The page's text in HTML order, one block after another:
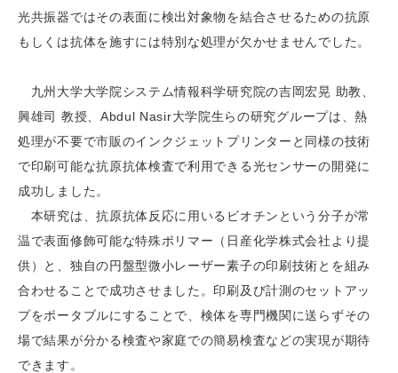
光共振器ではその表面に検出対象物を結合させるための抗原
もしくは抗体を施すには特別な処理が欠かせませんでした。
九州大学大学院システム情報科学研究院の吉岡宏晃 助教、
興雄司 教授、Abdul Nasir大学院生らの研究グループは、熱
処理が不要で市販のインクジェットプリンターと同様の技術
で印刷可能な抗原抗体検査で利用できる光センサーの開発に
成功しました。
本研究は、抗原抗体反応に用いるビオチンという分子が常
温で表面修飾可能な特殊ポリマー（日産化学株式会社より提
供）と、独自の円盤型微小レーザー素子の印刷技術とを組み
合わせることで成功させました。印刷及び計測のセットアッ
プをポータブルにすることで、検体を専門機関に送らずその
場で結果が分かる検査や家庭での簡易検査などの実現が期待
できます。